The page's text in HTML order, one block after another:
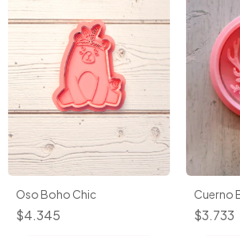
Oso Boho Chic
$4.345
Cuerno
$3.733